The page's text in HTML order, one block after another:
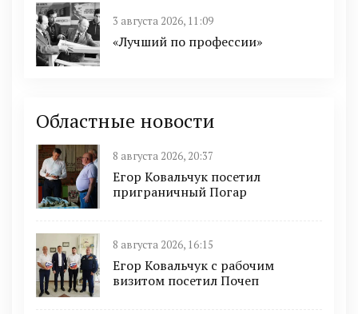
3 августа 2026, 11:09
«Лучший по профессии»
Областные новости
8 августа 2026, 20:37
Егор Ковальчук посетил
приграничный Погар
8 августа 2026, 16:15
Егор Ковальчук с рабочим
визитом посетил Почеп